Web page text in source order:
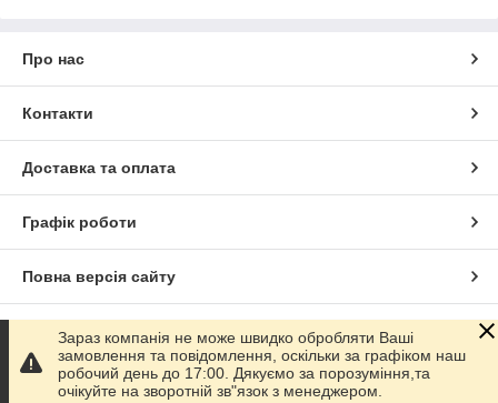
Про нас
Контакти
Доставка та оплата
Графік роботи
Повна версія сайту
Сайт створено на маркетплейсі Prom.ua
Політика конфіденційності
Зараз компанія не може швидко обробляти Ваші
замовлення та повідомлення, оскільки за графіком наш
робочий день до 17:00. Дякуємо за порозуміння,та
очікуйте на зворотній зв"язок з менеджером.